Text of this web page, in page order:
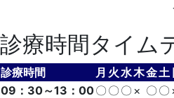
診療時間タイム
診療時間 月 火 水木金土
09：30～13：00〇 〇 〇 × 〇 〇